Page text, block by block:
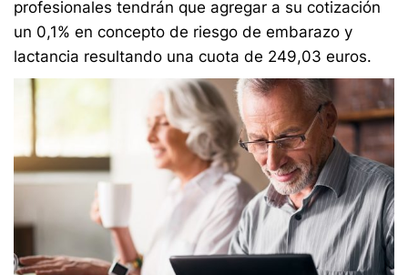
profesionales tendrán que agregar a su cotización
un 0,1% en concepto de riesgo de embarazo y
lactancia resultando una cuota de 249,03 euros.